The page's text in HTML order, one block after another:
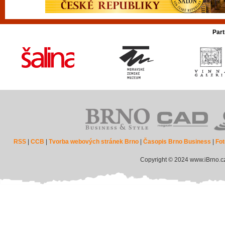
RSS |CCB |Tvorba webových stránek Brno |Časopis Brno Business
Copyright © 2024